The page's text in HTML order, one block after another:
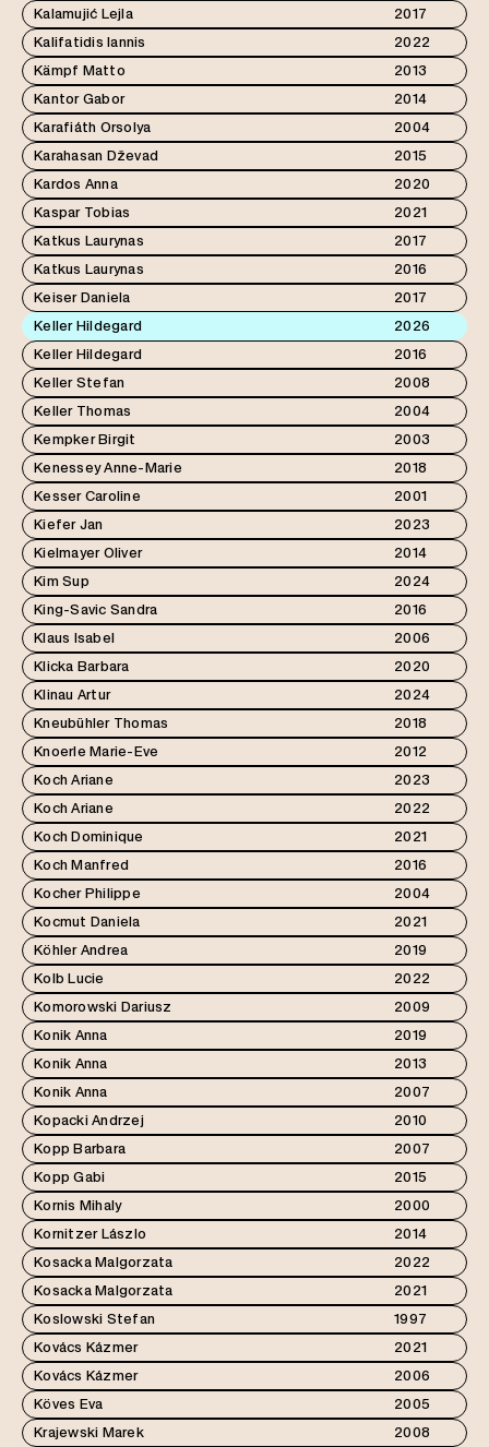
Kalamujić Lejla
2017
Kalifatidis Iannis
2022
Kämpf Matto
2013
Kantor Gabor
2014
Karafiáth Orsolya
2004
Karahasan Dževad
2015
Kardos Anna
2020
Kaspar Tobias
2021
Katkus Laurynas
2017
Katkus Laurynas
2016
Keiser Daniela
2017
Keller Hildegard
2026
Keller Hildegard
2016
Keller Stefan
2008
Keller Thomas
2004
Kempker Birgit
2003
Kenessey Anne-Marie
2018
Kesser Caroline
2001
Kiefer Jan
2023
Kielmayer Oliver
2014
Kim Sup
2024
King-Savic Sandra
2016
Klaus Isabel
2006
Klicka Barbara
2020
Klinau Artur
2024
Kneubühler Thomas
2018
Knoerle Marie-Eve
2012
Koch Ariane
2023
Koch Ariane
2022
Koch Dominique
2021
Koch Manfred
2016
Kocher Philippe
2004
Kocmut Daniela
2021
Köhler Andrea
2019
Kolb Lucie
2022
Komorowski Dariusz
2009
Konik Anna
2019
Konik Anna
2013
Konik Anna
2007
Kopacki Andrzej
2010
Kopp Barbara
2007
Kopp Gabi
2015
Kornis Mihaly
2000
Kornitzer Lászlo
2014
Kosacka Malgorzata
2022
Kosacka Malgorzata
2021
Koslowski Stefan
1997
Kovács Kázmer
2021
Kovács Kázmer
2006
Köves Eva
2005
Krajewski Marek
2008